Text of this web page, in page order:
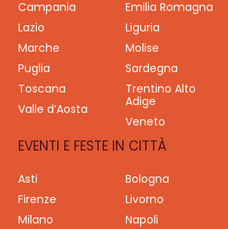
Campania
Emilia Romagna
Lazio
Liguria
Marche
Molise
Puglia
Sardegna
Toscana
Trentino Alto
Adige
Valle d’Aosta
Veneto
EVENTI E FESTE IN CITTÀ
Asti Bologna
Firenze
Livorno
Milano
Napoli